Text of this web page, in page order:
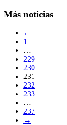
Más noticias
←
1
…
229
230
231
232
233
…
237
→